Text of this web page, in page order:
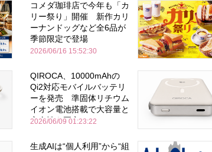
コメダ珈琲店で今年も「カ
リー祭り」開催 新作カリ
ーナンドッグなど全6品が
季節限定で登場
2026/06/16 15:52:30
QIROCA、10000mAhの
Qi2対応モバイルバッテリ
ーを発売 準固体リチウム
イオン電池搭載で大容量と
安全性を両立
2026/06/09 01:23:22
生成AIは“個人利用”から“組